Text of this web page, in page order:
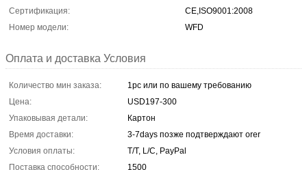
Сертификация:
CE,ISO9001:2008
Номер модели:
WFD
Оплата и доставка Условия
Количество мин заказа:
1pc или по вашему требованию
Цена:
USD197-300
Упаковывая детали:
Картон
Время доставки:
3-7days позже подтверждают orer
Условия оплаты:
T/T, L/C, PayPal
Поставка способности:
1500